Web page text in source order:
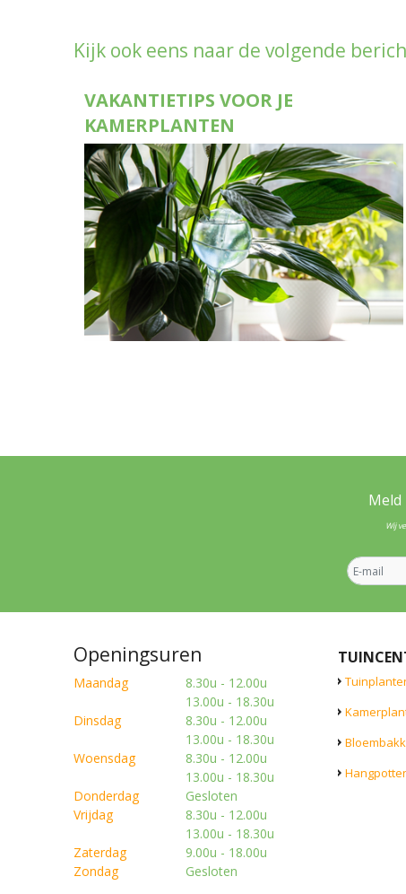
Kijk ook eens naar de volgende
VAKANTIETIPS VOOR JE
KAMERPLANTEN
Meld
Wij
Openingsuren
Maandag
8.30u - 12.00u
13.00u - 18.30u
Dinsdag
8.30u - 12.00u
13.00u - 18.30u
Woensdag
8.30u - 12.00u
13.00u - 18.30u
Donderdag
Gesloten
Vrijdag
8.30u - 12.00u
13.00u - 18.30u
Zaterdag
9.00u - 18.00u
Zondag
Gesloten